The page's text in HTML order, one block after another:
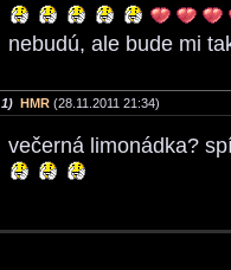
nebudú, ale bude mi
1) HMR (28.11.2011 21:34)
večerná limonádka?